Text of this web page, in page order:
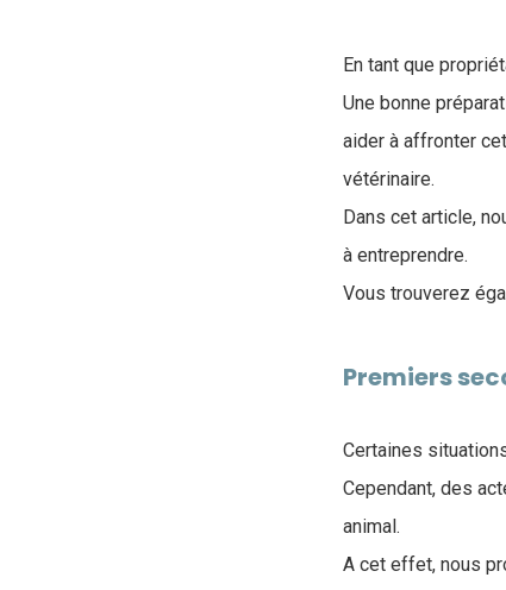
En tant que
Une bonne
aider à affronter
vétérinaire.
Dans cet article,
à entreprendre.
Vous trouverez
Premiers
Certaines
Cependant, des
animal.
A cet effet, nous